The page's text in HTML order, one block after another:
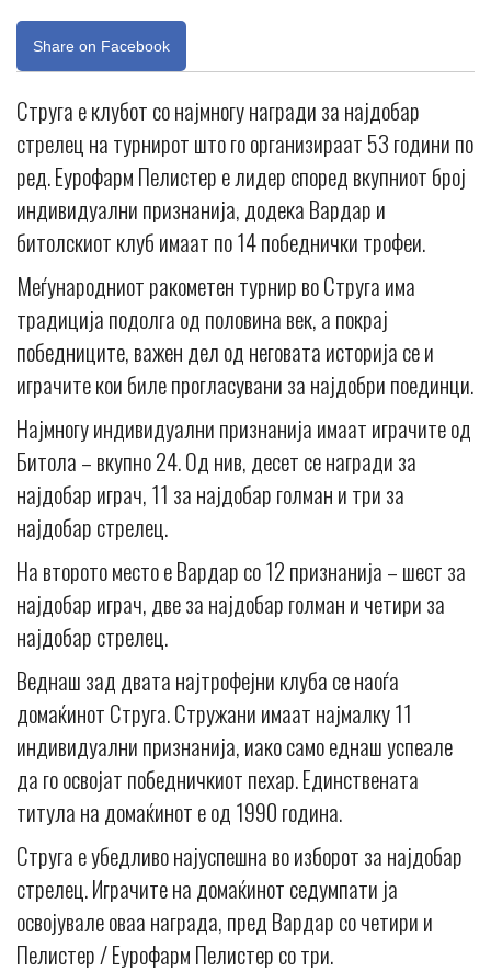
Share on Facebook
Струга е клубот со најмногу награди за најдобар
стрелец на турнирот што го организираат 53 години по
ред. Еурофарм Пелистер е лидер според вкупниот број
индивидуални признанија, додека Вардар и
битолскиот клуб имаат по 14 победнички трофеи.
Меѓународниот ракометен турнир во Струга има
традиција подолга од половина век, а покрај
победниците, важен дел од неговата историја се и
играчите кои биле прогласувани за најдобри поединци.
Најмногу индивидуални признанија имаат играчите од
Битола – вкупно 24. Од нив, десет се награди за
најдобар играч, 11 за најдобар голман и три за
најдобар стрелец.
На второто место е Вардар со 12 признанија – шест за
најдобар играч, две за најдобар голман и четири за
најдобар стрелец.
Веднаш зад двата најтрофејни клуба се наоѓа
домаќинот Струга. Стружани имаат најмалку 11
индивидуални признанија, иако само еднаш успеале
да го освојат победничкиот пехар. Единствената
титула на домаќинот е од 1990 година.
Струга е убедливо најуспешна во изборот за најдобар
стрелец. Играчите на домаќинот седумпати ја
освојувале оваа награда, пред Вардар со четири и
Пелистер / Еурофарм Пелистер со три.